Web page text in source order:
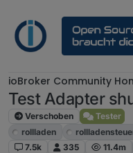
ioBroker Community
Test Adapter
Verschoben
Tester
rollladen
7.5k
335 11.4m